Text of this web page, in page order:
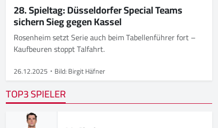
28. Spieltag: Düsseldorfer Special Teams
sichern Sieg gegen Kassel
Rosenheim setzt Serie auch beim Tabellenführer fort –
Kaufbeuren stoppt Talfahrt.
26.12.2025 Bild: Birgit Häfner
TOP3 SPIELER